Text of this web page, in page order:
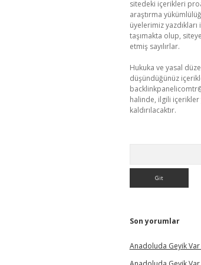
sitedeki içerikleri
araştırma
üyelerimiz
taşımakta olup,
etmiş sayılırlar.
Hukuka ve yasal
düşündüğünüz
halinde, ilgili
kaldırılacaktır.
Son yorumlar
Anadoluda Geyik Var